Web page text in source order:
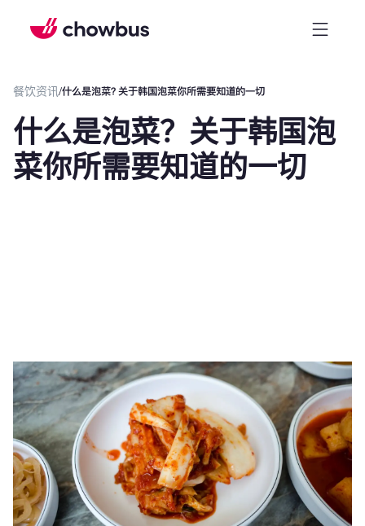
餐饮资讯/什么是泡菜？关于韩国泡菜你所需要知道的一切
什么是泡菜？关于韩国泡
菜你所需要知道的一切